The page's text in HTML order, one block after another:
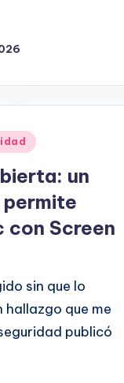
un
con Screen
sin que lo
hallazgo que me
publicó